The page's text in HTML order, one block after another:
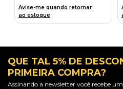
Avise-me quando retornar
ao estoque
QUE TAL 5% DE
PRIMEIRA COMPRA?
Assinando a newsletter você recebe um